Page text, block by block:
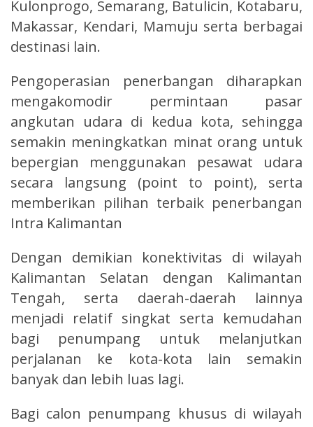
Kulonprogo, Semarang, Batulicin, Kotabaru,
Makassar, Kendari, Mamuju serta berbagai
destinasi lain.
Pengoperasian penerbangan diharapkan
mengakomodir permintaan pasar
angkutan udara di kedua kota, sehingga
semakin meningkatkan minat orang untuk
bepergian menggunakan pesawat udara
secara langsung (point to point), serta
memberikan pilihan terbaik penerbangan
Intra Kalimantan
Dengan demikian konektivitas di wilayah
Kalimantan Selatan dengan Kalimantan
Tengah, serta daerah-daerah lainnya
menjadi relatif singkat serta kemudahan
bagi penumpang untuk melanjutkan
perjalanan ke kota-kota lain semakin
banyak dan lebih luas lagi.
Bagi calon penumpang khusus di wilayah